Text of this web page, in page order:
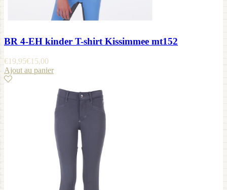
BR 4-EH kinder T-shirt Kissimmee mt152
€19,95€15,00
Ajout au panier